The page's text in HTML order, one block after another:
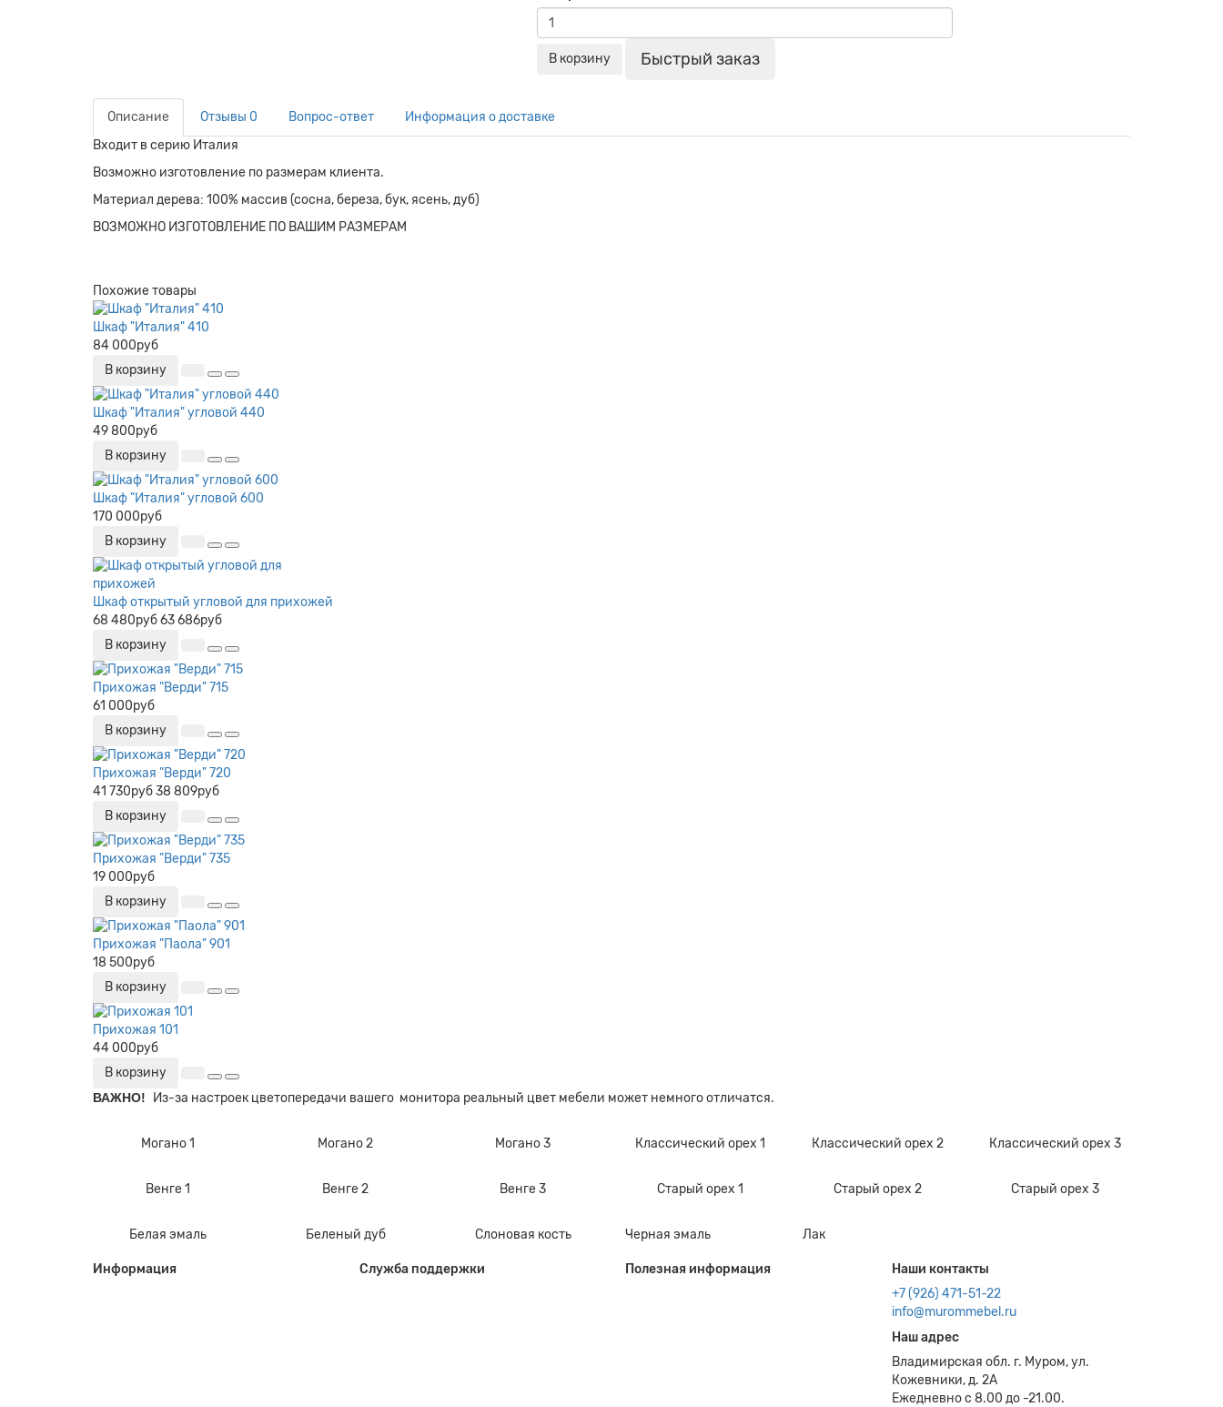
В корзину Быстрый заказ
Описание Отзывы 0 Вопрос-ответ
Информация о доставке
Входит в серию Италия
Возможно изготовление по размерам клиента.
Материал дерева: 100% массив (сосна, береза, бук, ясень, дуб)
ВОЗМОЖНО ИЗГОТОВЛЕНИЕ ПО ВАШИМ РАЗМЕРАМ
Похожие товары
Шкаф "Италия" 410
84 000руб
В корзину
Шкаф "Италия" угловой 440
49 800руб
В корзину
Шкаф "Италия" угловой 600
170 000руб
В корзину
Шкаф открытый угловой для прихожей
68 480руб63 686руб
В корзину
Прихожая "Верди" 715
61 000руб
В корзину
Прихожая "Верди" 720
41 730руб38 809руб
В корзину
Прихожая "Верди" 735
19 000руб
В корзину
Прихожая "Паола" 901
18 500руб
В корзину
Прихожая 101
44 000руб
В корзину
ВАЖНО! Из-за настроек цветопередачи вашего монитора реальный цвет мебели может немного отличатся.
Могано 1 Могано 2 Могано 3 Классический орех 1 Классический орех 2 Классический орех 3
Венге 1 Венге 2 Венге 3 Старый орех 1 Старый орех 2 Старый орех 3
Белая эмаль Беленый дуб Слоновая кость Черная эмаль Лак
Информация Служба поддержки Полезная информация
Наши контакты
+7 (926) 471-51-22
info@murommebel.ru
Наш адрес
Владимирская обл. г. Муром, ул.
Кожевники, д. 2А
Ежедневно с 8.00 до -21.00.